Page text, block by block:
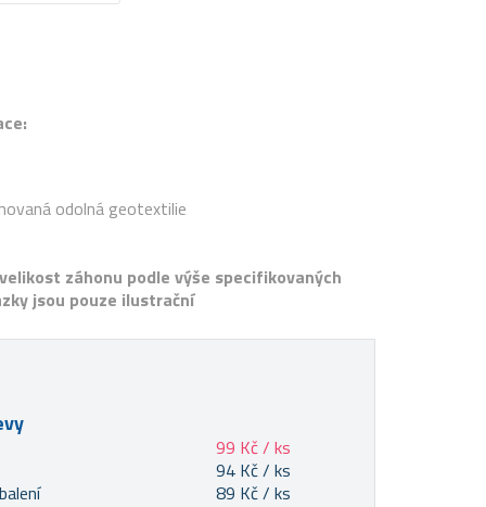
odolná geotextilie
záhonu podle výše specifikovaných
jsou pouze ilustrační
99 Kč / ks
94 Kč / ks
89 Kč / ks